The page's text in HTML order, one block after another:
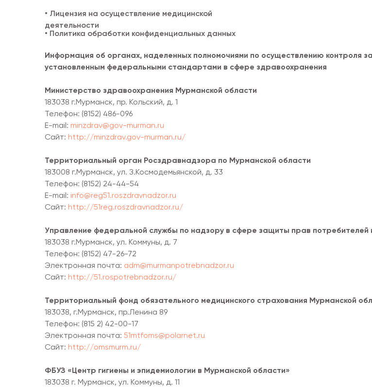
Информация об органах, наделенных полномочиями по осуществлению контроля
установленным федеральными стандартами в сфере здравоохранения
Министерство здравоохранения Мурманской области
183038 г.Мурманск, пр. Кольский, д. 1
Телефон: (8152) 486-096
Е-mail: minzdrav@gov-murman.ru
Сайт: http://minzdrav.gov-murman.ru/
Территориальный орган Росздравнадзора по Мурманской области
183008 г.Мурманск, ул. З.Космодемьянской, д. 33
Телефон: (8152) 24-44-54
Е-mail: info@reg51.roszdravnadzor.ru
Сайт: http://51reg.roszdravnadzor.ru/
Управление федеральной службы по надзору в сфере защиты прав потребителей
183038 г.Мурманск, ул. Коммуны, д. 7
Телефон: (8152) 47-26-72
Электронная почта: adm@murmanpotrebnadzor.ru
Сайт: http://51.rospotrebnadzor.ru/
Территориальный фонд обязательного медицинского страхования Мурманской
183038, г.Мурманск, пр.Ленина 89
Телефон: (815 2) 42-00-17
Электронная почта: 51mtfoms@polarnet.ru
Сайт: http://omsmurm.ru/
ФБУЗ «Центр гигиены и эпидемиологии в Мурманской области»
183038 г. Мурманск, ул. Коммуны, д. 11
• Лицензия на осуществление медицинской
деятельности
• Политика обработки конфиденциальных данных